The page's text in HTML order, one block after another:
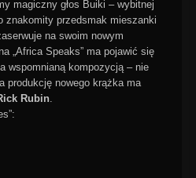
magiczny głos Buiki – wybitnej
znakomity przedsmak mieszanki
na swoim nowym
„Africa Speaks” ma pojawić się
wspomnianą kompozycją – nie
produkcję nowego krążka ma
Rubin.